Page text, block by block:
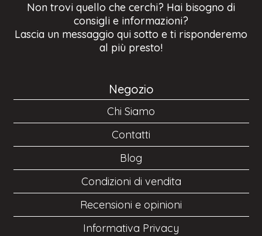
Non trovi quello che cerchi? Hai bisogno di
consigli e informazioni?
Lascia un messaggio qui sotto e ti risponderemo
al più presto!
Negozio
Chi Siamo
Contatti
Blog
Condizioni di vendita
Recensioni e opinioni
Informativa Privacy